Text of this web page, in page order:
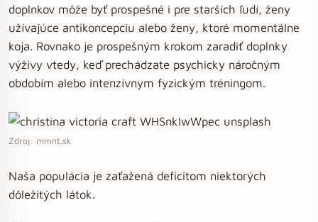
doplnkov môže byť prospešné i pre starších ľudí, ženy
užívajúce antikoncepciu alebo ženy, ktoré momentálne
koja. Rovnako je prospešným krokom zaradiť doplnky
výživy vtedy, keď prechádzate psychicky náročným
obdobím alebo intenzívnym fyzickým tréningom.
Zdroj: mmnt.sk
Naša populácia je zaťažená deficitom niektorých
dôležitých látok.